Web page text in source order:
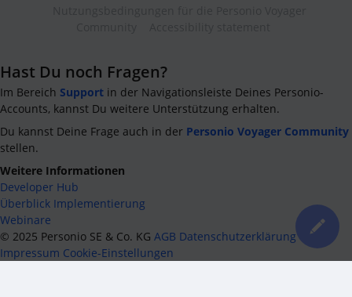
Hast Du noch Fragen?
Im Bereich Support in der Navigationsleiste Deines Personio-
Accounts, kannst Du weitere Unterstützung erhalten.
Du kannst Deine Frage auch in der Personio Voyager Community
stellen.
Weitere Informationen
Developer Hub
Überblick Implementierung
Webinare
© 2025 Personio SE & Co. KG AGB Datenschutzerklärung
Impressum Cookie-Einstellungen